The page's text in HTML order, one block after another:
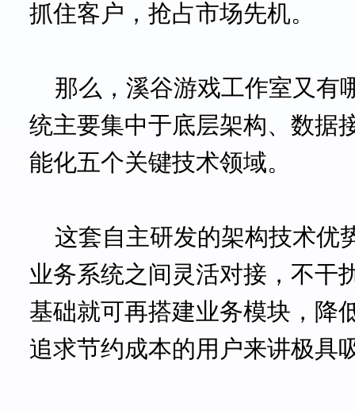
抓住客户，抢占市场先机。
那么 ， 溪谷游戏工作室又有
统主要集中于底层架构、数据
能化五个关键技术领域。
这套自主研发的架构技术优
业务系统之间灵活对接，不干
基础就可再搭建业务模块，降
追求节约成本的用户来讲极具